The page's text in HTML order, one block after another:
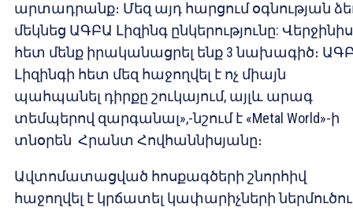
արտադրանք։ Մեզ այդ հարցում օգնության
մեկնեց ԱԳԲԱ Լիզինգ ընկերությունը: Վերջինիս
հետ մենք իրականացրել ենք 3 նախագիծ։
Լիզինգի հետ մեզ հաջողվել է ոչ միայն
պահպանել դիրքը շուկայում, այլև արագ
տեմպերով զարգանալ»,-նշում է «Metal World»-ի
տնօրեն Հրանտ Հովհաննիսյանը։
Ավտոմատացված հոսքագծերի շնորհիվ
հաջողվել է կրճատել կափարիչների